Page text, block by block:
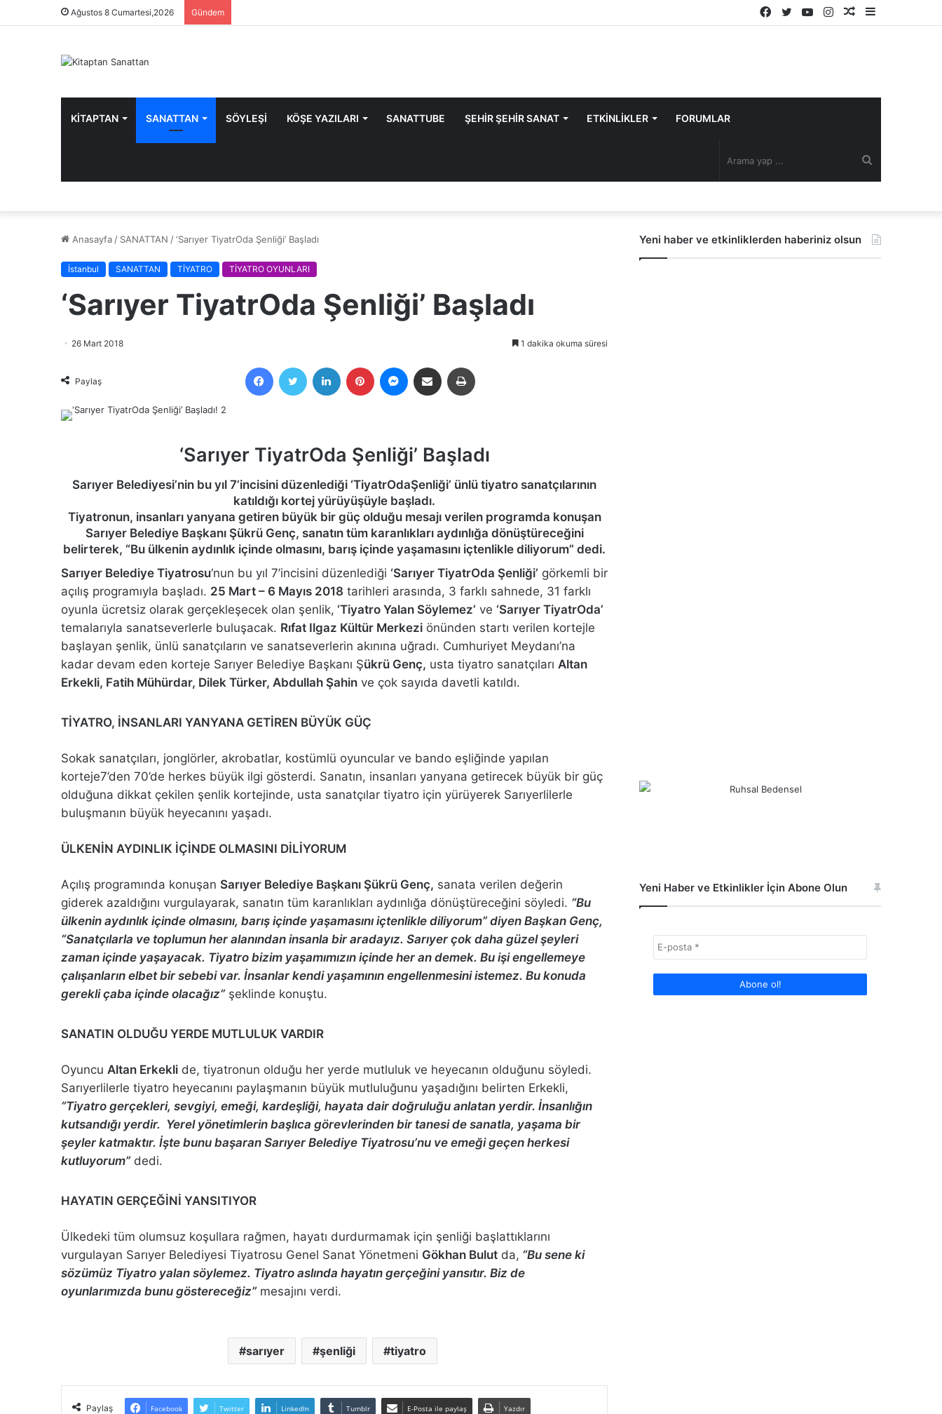
Ağustos 8 Cumartesi,2026 Gündem
Kenar
Rastgele
Instagram
YouTube
Twitter
Facebook
KİTAPTAN SANATTAN SÖYLEŞİ KÖŞE YAZILARI SANATTUBE ŞEHİR ŞEHİR SANAT ETKİNLİKLER FORUMLAR
...
Anasayfa / SANATTAN /‘Sarıyer TiyatrOda Şenliği’ Başladı
İstanbul SANATTAN TİYATRO TİYATRO OYUNLARI
‘Sarıyer TiyatrOda Şenliği’ Başladı
26 Mart 2018 1 dakika okuma süresi
Paylaş
FacebookTwitter LinkedIn Pinterest MessengerE-Posta ile paylaş
‘Sarıyer TiyatrOda Şenliği’ Başladı
Sarıyer Belediyesi’nin bu yıl 7’incisini düzenlediği ‘TiyatrOdaŞenliği’ ünlü tiyatro sanatçılarının
katıldığı kortej yürüyüşüyle başladı.
Tiyatronun, insanları yanyana getiren büyük bir güç olduğu mesajı verilen programda konuşan
Sarıyer Belediye Başkanı Şükrü Genç, sanatın tüm karanlıkları aydınlığa dönüştüreceğini
belirterek, “Bu ülkenin aydınlık içinde olmasını, barış içinde yaşamasını içtenlikle diliyorum” dedi.
Sarıyer Belediye Tiyatrosu‘nun bu yıl 7’incisini düzenlediği ‘Sarıyer TiyatrOda Şenliği’ görkemli bir
açılış programıyla başladı. 25 Mart – 6 Mayıs 2018 tarihleri arasında, 3 farklı sahnede, 31 farklı
oyunla ücretsiz olarak gerçekleşecek olan şenlik, ‘Tiyatro Yalan Söylemez’ ve ‘Sarıyer TiyatrOda’
temalarıyla sanatseverlerle buluşacak. Rıfat Ilgaz Kültür Merkezi önünden startı verilen kortejle
başlayan şenlik, ünlü sanatçıların ve sanatseverlerin akınına uğradı. Cumhuriyet Meydanı’na
kadar devam eden korteje Sarıyer Belediye Başkanı Şükrü Genç, usta tiyatro sanatçıları Altan
Erkekli, Fatih Mühürdar, Dilek Türker, Abdullah Şahin ve çok sayıda davetli katıldı.
TİYATRO, İNSANLARI YANYANA GETİREN BÜYÜK GÜÇ
Sokak sanatçıları, jonglörler, akrobatlar, kostümlü oyuncular ve bando eşliğinde yapılan
korteje7’den 70’de herkes büyük ilgi gösterdi. Sanatın, insanları yanyana getirecek büyük bir güç
olduğuna dikkat çekilen şenlik kortejinde, usta sanatçılar tiyatro için yürüyerek Sarıyerlilerle
buluşmanın büyük heyecanını yaşadı.
ÜLKENİN AYDINLIK İÇİNDE OLMASINI DİLİYORUM
Açılış programında konuşan Sarıyer Belediye Başkanı Şükrü Genç, sanata verilen değerin
giderek azaldığını vurgulayarak, sanatın tüm karanlıkları aydınlığa dönüştüreceğini söyledi. “Bu
ülkenin aydınlık içinde olmasını, barış içinde yaşamasını içtenlikle diliyorum” diyen Başkan Genç,
“Sanatçılarla ve toplumun her alanından insanla bir aradayız. Sarıyer çok daha güzel şeyleri
zaman içinde yaşayacak. Tiyatro bizim yaşamımızın içinde her an demek. Bu işi engellemeye
çalışanların elbet bir sebebi var. İnsanlar kendi yaşamının engellenmesini istemez. Bu konuda
gerekli çaba içinde olacağız”şeklinde konuştu.
SANATIN OLDUĞU YERDE MUTLULUK VARDIR
Oyuncu Altan Erkekli de, tiyatronun olduğu her yerde mutluluk ve heyecanın olduğunu söyledi.
Sarıyerlilerle tiyatro heyecanını paylaşmanın büyük mutluluğunu yaşadığını belirten Erkekli,
“Tiyatro gerçekleri, sevgiyi, emeği, kardeşliği, hayata dair doğruluğu anlatan yerdir. İnsanlığın
kutsandığı yerdir. Yerel yönetimlerin başlıca görevlerinden bir tanesi de sanatla, yaşama bir
şeyler katmaktır. İşte bunu başaran Sarıyer Belediye Tiyatrosu’nu ve emeği geçen herkesi
kutluyorum”dedi.
HAYATIN GERÇEĞİNİ YANSITIYOR
Ülkedeki tüm olumsuz koşullara rağmen, hayatı durdurmamak için şenliği başlattıklarını
vurgulayan Sarıyer Belediyesi Tiyatrosu Genel Sanat Yönetmeni Gökhan Bulut da, “Bu sene ki
sözümüz Tiyatro yalan söylemez. Tiyatro aslında hayatın gerçeğini yansıtır. Biz de
oyunlarımızda bunu göstereceğiz”mesajını verdi.
sarıyer şenliği tiyatro
Paylaş Facebook Twitter LinkedIn Tumblr E-Posta ile paylaş Yazdır
Yeni haber ve etkinliklerden haberiniz olsun
Yeni Haber ve Etkinlikler İçin Abone Olun